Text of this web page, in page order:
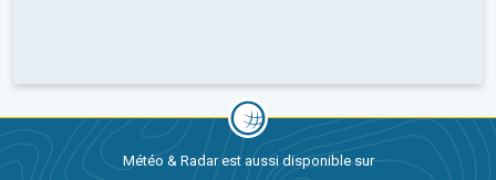
Météo & Radar est aussi disponible sur